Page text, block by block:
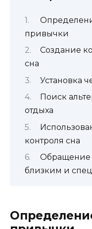
привычки
Создание
сна
Установка
Поиск
отдыха
контроля сна
Обращение
близким и